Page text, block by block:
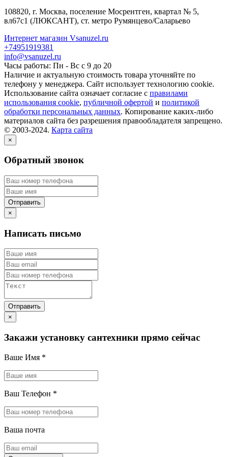
108820, г. Москва, поселение Мосрентген, квартал № 5,
вл67с1 (ЛЮКСАНТ), ст. метро Румянцево/Саларьево
Интернет магазин Vsanuzel.ru
+74951919381
info@vsanuzel.ru
Часы работы: Пн - Вс с 9 до 20
Наличие и актуальную стоимость товара уточняйте по
телефону у менеджера. Сайт использует технологию cookie.
Использование сайта означает согласие с правилами
использования cookie, публичной офертой и политикой
обработки персональных данных. Копирование каких-либо
материалов сайта без разрешения правообладателя запрещено.
© 2003-2024. Карта сайта
×
Обратный звонок
×
Написать письмо
×
Закажи установку сантехники прямо сейчас
Ваше Имя *
Ваш Телефон *
Ваша почта